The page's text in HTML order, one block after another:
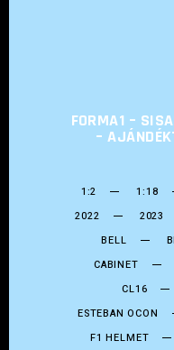
FORMA1 –
–
1:2 1:18
2022
2023
BELL
CABINET
CL16
ESTEBAN OCON
F1 HELMET